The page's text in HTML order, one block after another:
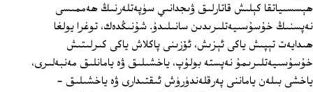
ھېسسىياتقا كېلىش قاتارلىق ۋىجدانىي سۈپەتلەرنىڭ ھەممىسى
نەپسنىڭ خۇسۇسىيەتلىرىدىن سانىلىدۇ. شۇنىڭدەك، توغرا يولغا
ھىدايەت تېپىش ياكى ئېزىش، ئۆزىنى پاكلاش ياكى كىرلىتىش
خۇسۇسىيەتلىرىمۇ نەپستە بولۇپ، ياخشىلىق ۋە يامانلىق مەنبەلىرى،
ياخشى بىلەن ياماننى پەرقلەندۈرۈش ئىقتىدارى ۋە ياخشىلىق -